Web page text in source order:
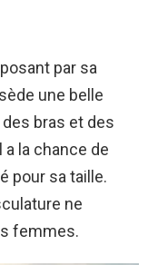
par sa
une belle
bras et des
la chance de
pour sa taille.
ne
femmes.